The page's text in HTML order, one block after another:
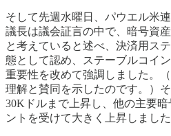
そして先週水曜日、パウエル米
議長は議会証言の中で、暗号資
と考えていると述べ、決済用ス
態として認め、ステーブルコイ
重要性を改めて強調しました。
理解と賛同を示したのです。）
30Kドルまで上昇し、他の主要
ントを受けて大きく上昇しました